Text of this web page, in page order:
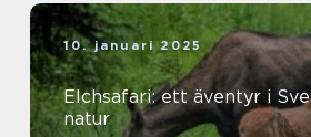
10. januari 2025
Elchsafari: ett äventyr i
natur